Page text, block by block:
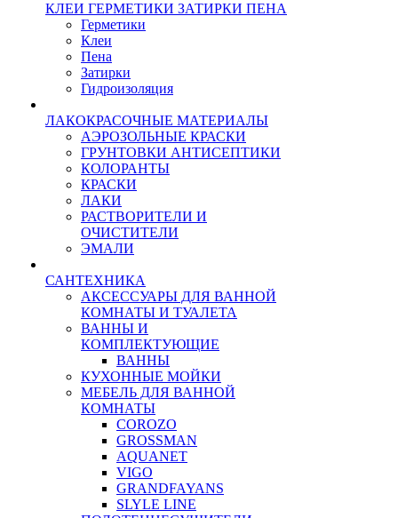
КЛЕИ ГЕРМЕТИКИ ЗАТИРКИ ПЕНА
Герметики
Клеи
Пена
Затирки
Гидроизоляция
ЛАКОКРАСОЧНЫЕ МАТЕРИАЛЫ
АЭРОЗОЛЬНЫЕ КРАСКИ
ГРУНТОВКИ АНТИСЕПТИКИ
КОЛОРАНТЫ
КРАСКИ
ЛАКИ
РАСТВОРИТЕЛИ И
ОЧИСТИТЕЛИ
ЭМАЛИ
САНТЕХНИКА
АКСЕССУАРЫ ДЛЯ ВАННОЙ
КОМНАТЫ И ТУАЛЕТА
ВАННЫ И
КОМПЛЕКТУЮЩИЕ
ВАННЫ
КУХОННЫЕ МОЙКИ
МЕБЕЛЬ ДЛЯ ВАННОЙ
КОМНАТЫ
COROZO
GROSSMAN
AQUANET
VIGO
GRANDFAYANS
SLYLE LINE